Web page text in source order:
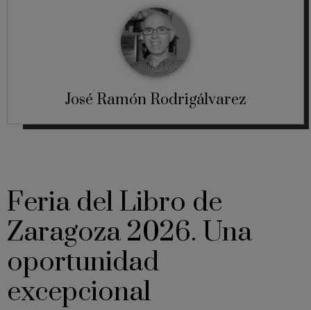
José Ramón Rodrigálvarez
Feria del Libro de
Zaragoza 2026. Una
oportunidad
excepcional